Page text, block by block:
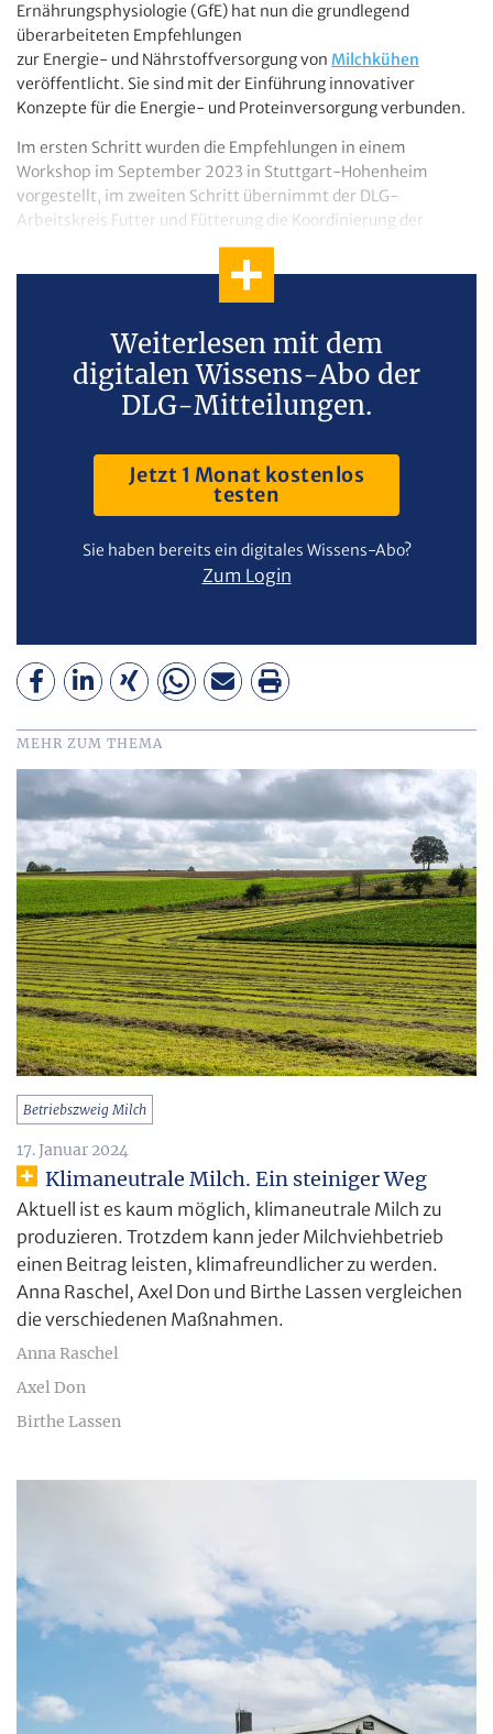
Ernährungsphysiologie (GfE) hat nun die grundlegend
überarbeiteten Empfehlungen
zur Energie- und Nährstoffversorgung von Milchkühen
veröffentlicht. Sie sind mit der Einführung innovativer
Konzepte für die Energie- und Proteinversorgung verbunden.
Im ersten Schritt wurden die Empfehlungen in einem
Workshop im September 2023 in Stuttgart-Hohenheim
vorgestellt, im zweiten Schritt übernimmt der DLG-
Arbeitskreis Futter und Fütterung die Koordinierung der
Umsetzung in die Fütterungspraxis.
Weiterlesen mit dem
digitalen Wissens-Abo der
DLG-Mitteilungen.
Jetzt 1 Monat kostenlos
testen
Sie haben bereits ein digitales Wissens-Abo?
Zum Login
MEHR ZUM THEMA
Betriebszweig Milch
17. Januar 2024
Klimaneutrale Milch. Ein steiniger Weg
Aktuell ist es kaum möglich, klimaneutrale Milch zu
produzieren. Trotzdem kann jeder Milchviehbetrieb
einen Beitrag leisten, klimafreundlicher zu werden.
Anna Raschel, Axel Don und Birthe Lassen vergleichen
die verschiedenen Maßnahmen.
Anna Raschel
Axel Don
Birthe Lassen